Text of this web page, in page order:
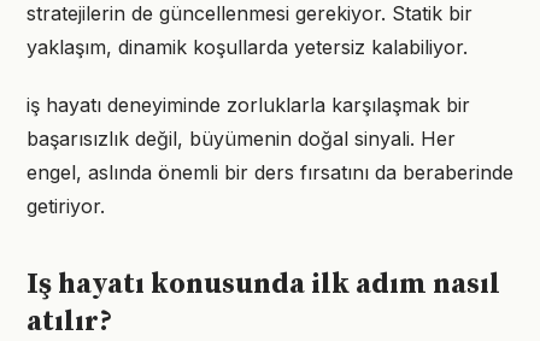
stratejilerin de güncellenmesi gerekiyor. Statik bir
yaklaşım, dinamik koşullarda yetersiz kalabiliyor.
iş hayatı deneyiminde zorluklarla karşılaşmak bir
başarısızlık değil, büyümenin doğal sinyali. Her
engel, aslında önemli bir ders fırsatını da beraberinde
getiriyor.
Iş hayatı konusunda ilk adım nasıl
atılır?